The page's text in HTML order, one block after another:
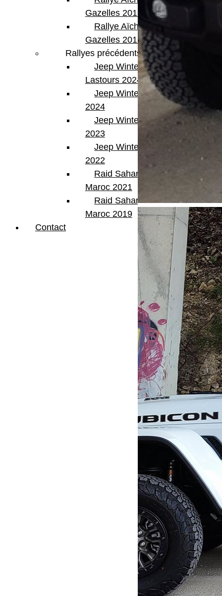
Gazelles 2018
Rallye Aïcha des
Gazelles 2017
Rallyes précédents
Jeep Winter
Lastours 2024
Jeep Winter Tour
2024
Jeep Winter Tour
2023
Jeep Winter Tour
2022
Raid Sahara Tour
Maroc 2021
Raid Sahara Tour
Maroc 2019
Contact